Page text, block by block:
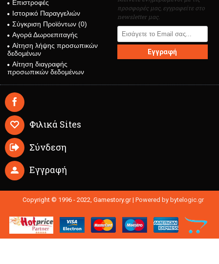
Επιστροφές
Ιστορικό Παραγγελιών
Σύγκριση Προϊόντων (0)
Αγορά Δωροεπιταγής
Αίτηση λήψης προσωπικών
δεδομένων
Αίτηση διαγραφής
προσωπικών δεδομένων
προσφορές μας, εγγραφείτε στο
newsletter μας.
Εγγραφή
Φιλικά Sites
Σύνδεση
Εγγραφή
Copyright © 1996 - 2022, Gamestory.gr | Powered by bytelogic.gr